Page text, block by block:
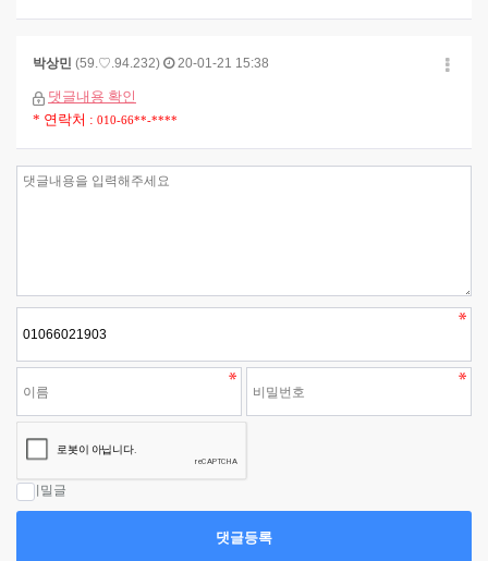
박상민 (59.♡.94.232) 20-01-21 15:38
댓글내용 확인
* 연락처 : 010-66**-****
비밀글
댓글등록